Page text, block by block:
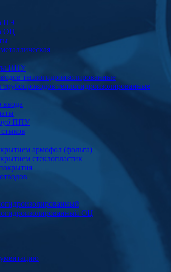
ПЭ
ОЦ
ППУ
теплогидроизолированные
теплогидроизолированные
ППУ
армофол (фольга)
стеклопластик
ОЦ